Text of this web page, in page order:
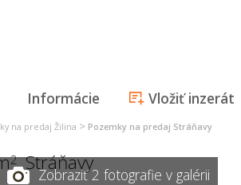
Informácie Vložiť inzerát
na predaj Žilina > Pozemky na predaj Stráňavy
2,Stráňavy
Zobraziť 2 fotografie v galérii